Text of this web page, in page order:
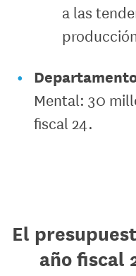
a las
Mental: 30
fiscal 24.
El
año fiscal